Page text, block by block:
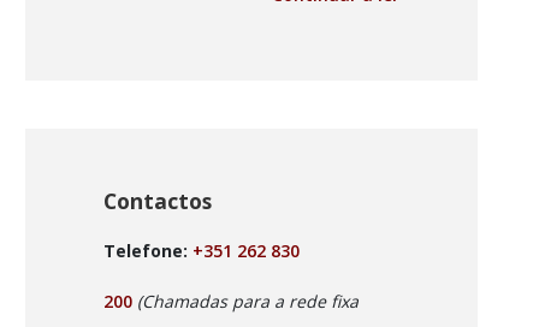
Contactos
Telefone: +351 262 830
200 (Chamadas para a rede fixa